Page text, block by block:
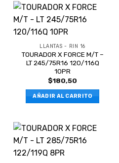
LLANTAS - RIN 16
TOURADOR X FORCE M/T –
LT 245/75R16 120/116Q
10PR
$180,50
AÑADIR AL CARRITO